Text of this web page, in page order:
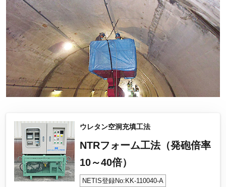
ウレタン空洞充填工法
NTRフォーム工法（発砲倍率
10～40倍）
NETIS登録No:KK-110040-A